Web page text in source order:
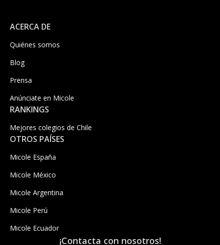
ACERCA DE
Quiénes somos
Blog
Prensa
Anúnciate en Micole
RANKINGS
Mejores colegios de Chile
OTROS PAÍSES
Micole España
Micole México
Micole Argentina
Micole Perú
Micole Ecuador
¡Contacta con nosotros!